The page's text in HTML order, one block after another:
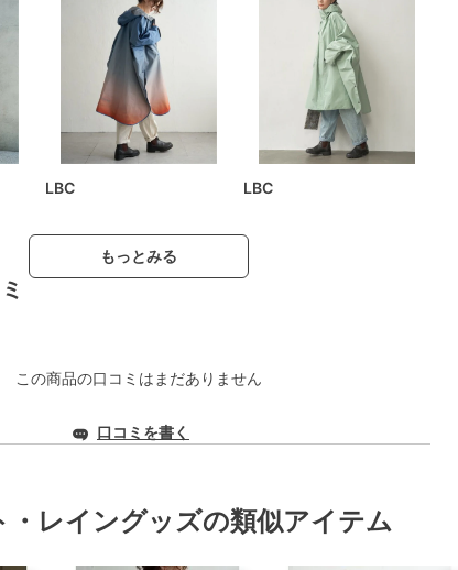
LBC LBC
もっとみる
この商品の口コミはまだありません
口コミを書く
・レイングッズの類似アイテム